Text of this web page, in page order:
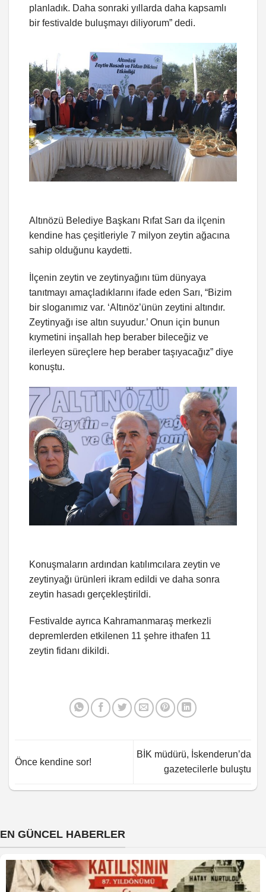
planladık. Daha sonraki yıllarda daha kapsamlı
bir festivalde buluşmayı diliyorum” dedi.
Altınözü Belediye Başkanı Rıfat Sarı da ilçenin
kendine has çeşitleriyle 7 milyon zeytin ağacına
sahip olduğunu kaydetti.
İlçenin zeytin ve zeytinyağını tüm dünyaya
tanıtmayı amaçladıklarını ifade eden Sarı, “Bizim
bir sloganımız var. ‘Altınöz’ünün zeytini altındır.
Zeytinyağı ise altın suyudur.’ Onun için bunun
kıymetini inşallah hep beraber bileceğiz ve
ilerleyen süreçlere hep beraber taşıyacağız” diye
konuştu.
Konuşmaların ardından katılımcılara zeytin ve
zeytinyağı ürünleri ikram edildi ve daha sonra
zeytin hasadı gerçekleştirildi.
Festivalde ayrıca Kahramanmaraş merkezli
depremlerden etkilenen 11 şehre ithafen 11
zeytin fidanı dikildi.
Önce kendine sor!
BİK müdürü, İskenderun’da
gazetecilerle buluştu
EN GÜNCEL HABERLER